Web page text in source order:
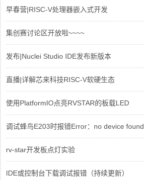
早春营|RISC-V处理器嵌入式开发
集创赛讨论区开放啦~~~~
发布|Nuclei Studio IDE发布新版本
直播|详解芯来科技RISC-V软硬生态
使用PlatformIO点亮RVSTAR的板载LED
调试蜂鸟E203时报错Error：no device found
rv-star开发板点灯实验
IDE或控制台下载调试报错（持续更新）